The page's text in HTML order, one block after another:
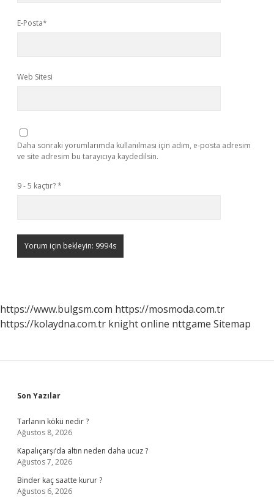
E-Posta*
Web Sitesi
Daha sonraki yorumlarımda kullanılması için adım, e-posta adresim
ve site adresim bu tarayıcıya kaydedilsin.
9 - 5 kaçtır?*
https://www.bulgsm.com https://mosmoda.com.tr
https://kolaydna.com.tr knight online nttgame Sitemap
Sidebar
Son Yazılar
Tarlanın kökü nedir ?
Ağustos 8, 2026
Kapalıçarşı’da altın neden daha ucuz ?
Ağustos 7, 2026
Binder kaç saatte kurur ?
Ağustos 6, 2026